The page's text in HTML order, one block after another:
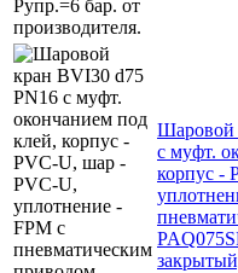
Шаровой
с муфт.
корпус -